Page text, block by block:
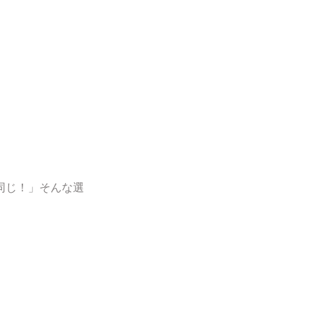
じ！」そんな選